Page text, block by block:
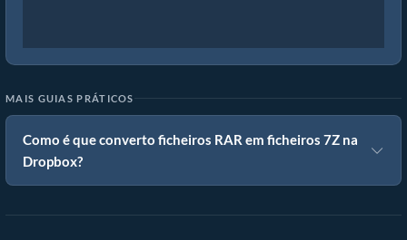
MAIS GUIAS PRÁTICOS
Como é que converto ficheiros RAR em ficheiros 7Z na
Dropbox?